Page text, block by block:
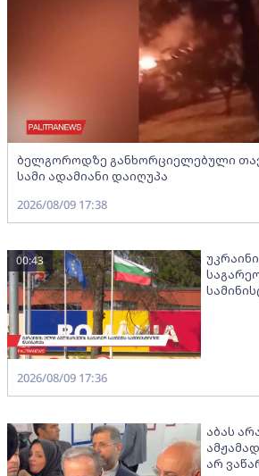
ბელგოროდზე განხორციელებული
სამი ადამიანი დაიღუპა
2026/08/09 17:38
00:43
2026/08/09 17:36
აბას
არ